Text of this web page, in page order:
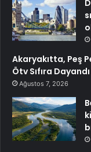
Akaryakıtta, Peş
Ötv Sıfıra Dayandı
Ağustos 7, 2026